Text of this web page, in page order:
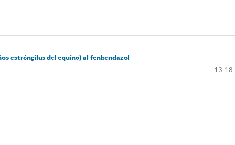
estróngilus del equino) al fenbendazol
13-18